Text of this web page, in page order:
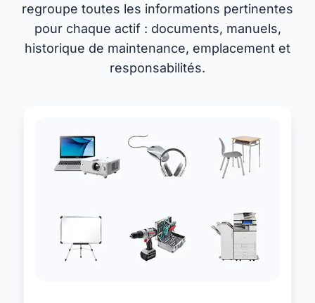
regroupe toutes les informations pertinentes
pour chaque actif : documents, manuels,
historique de maintenance, emplacement et
responsabilités.